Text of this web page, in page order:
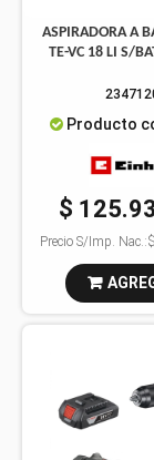
ASPIRADORA A
TE-VC 18 LI S/
Producto
$
Precio S/Imp. Nac.: